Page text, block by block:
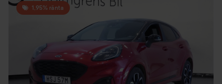
1,95% ränta